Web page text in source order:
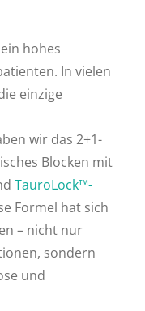
hohes
In vielen
einzige
wir das 2+1-
Blocken mit
TauroLock™-
Formel hat sich
– nicht nur
sondern
und